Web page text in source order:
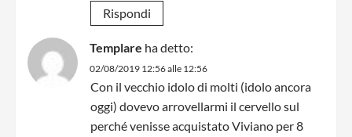
Rispondi
Templare ha detto:
02/08/2019 12:56 alle 12:56
Con il vecchio idolo di molti (idolo ancora
oggi) dovevo arrovellarmi il cervello sul
perché venisse acquistato Viviano per 8